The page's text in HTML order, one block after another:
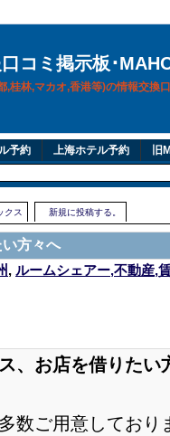
コミ掲示板･
,桂林,マカオ,香港等)の情報交換
予約 上海ホテル予約 旧
クス 新規に投稿する。
方々へ
, ルームシェアー,不動産,
、お店を借りたい
数ご用意しており